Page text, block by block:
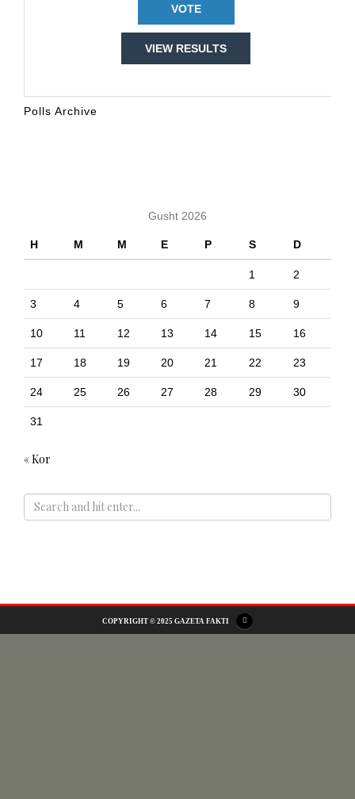
VIEW RESULTS
Polls Archive
Gusht 2026
H M M E P S D
1 2
3 4 5 6 7 8 9
10 11 12 13 14 15 16
17 18 19 20 21 22 23
24 25 26 27 28 29 30
31
« Kor
COPYRIGHT © 2025 GAZETA FAKTI